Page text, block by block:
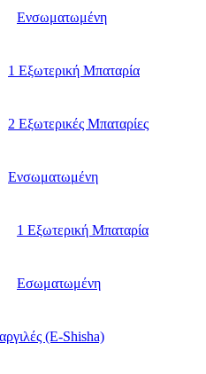
Ενσωματωμένη
1 Εξωτερική Μπαταρία
2 Εξωτερικές Μπαταρίες
Ενσωματωμένη
1 Εξωτερική Μπαταρία
Εσωματωμένη
(E-Shisha)